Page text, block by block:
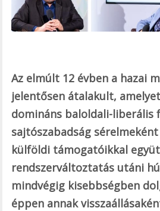
Az elmúlt 12 évben a hazai
jelentősen átalakult,
domináns baloldali-liberális
sajtószabadság
külföldi támogatóikkal
rendszerváltoztatás utáni
mindvégig kisebbségben
éppen annak